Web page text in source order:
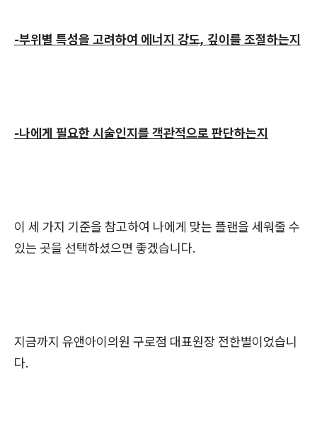
-부위별 특성을 고려하여 에너지 강도, 깊이를 조절하는지
-나에게 필요한 시술인지를 객관적으로 판단하는지
이 세 가지 기준을 참고하여 나에게 맞는 플랜을 세워줄 수
있는 곳을 선택하셨으면 좋겠습니다.
지금까지 유앤아이의원 구로점 대표원장 전한별이었습니
다.